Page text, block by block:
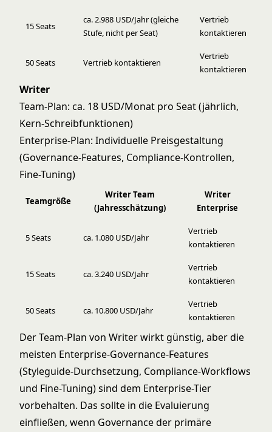
15 Seats
ca. 2.988 USD/Jahr (gleiche
Stufe, nicht per Seat)
Vertrieb
kontaktieren
50 Seats Vertrieb kontaktieren
Vertrieb
kontaktieren
Writer
Team-Plan: ca. 18 USD/Monat pro Seat (jährlich,
Kern-Schreibfunktionen)
Enterprise-Plan: Individuelle Preisgestaltung
(Governance-Features, Compliance-Kontrollen,
Fine-Tuning)
Teamgröße
Writer Team
(Jahresschätzung)
Writer
Enterprise
5 Seats ca. 1.080 USD/Jahr
Vertrieb
kontaktieren
15 Seats ca. 3.240 USD/Jahr
Vertrieb
kontaktieren
50 Seats ca. 10.800 USD/Jahr
Vertrieb
kontaktieren
Der Team-Plan von Writer wirkt günstig, aber die
meisten Enterprise-Governance-Features
(Styleguide-Durchsetzung, Compliance-Workflows
und Fine-Tuning) sind dem Enterprise-Tier
vorbehalten. Das sollte in die Evaluierung
einfließen, wenn Governance der primäre